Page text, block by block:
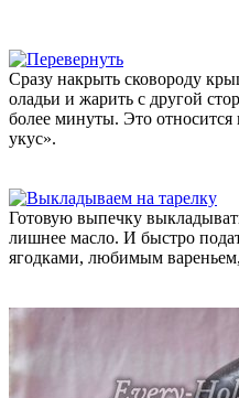
Сразу накрыть сковороду
оладьи и жарить с другой
более минуты. Это
укус».
Готовую выпечку
лишнее масло. И быстро
ягодками, любимым